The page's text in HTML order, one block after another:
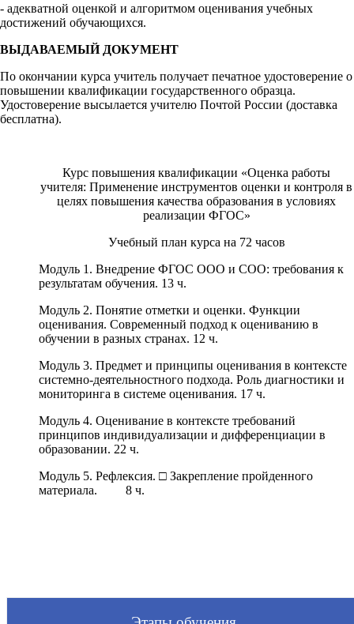
- адекватной оценкой и алгоритмом оценивания учебных
достижений обучающихся.
ВЫДАВАЕМЫЙ ДОКУМЕНТ
По окончании курса учитель получает печатное удостоверение о
повышении квалификации государственного образца.
Удостоверение высылается учителю Почтой России (доставка
бесплатна).
Курс повышения квалификации «Оценка работы
учителя: Применение инструментов оценки и контроля в
целях повышения качества образования в условиях
реализации ФГОС»
Учебный план курса на 72 часов
Модуль 1. Внедрение ФГОС ООО и СОО: требования к
результатам обучения. 13 ч.
Модуль 2. Понятие отметки и оценки. Функции
оценивания. Современный подход к оцениванию в
обучении в разных странах. 12 ч.
Модуль 3. Предмет и принципы оценивания в контексте
системно-деятельностного подхода. Роль диагностики и
мониторинга в системе оценивания. 17 ч.
Модуль 4. Оценивание в контексте требований
принципов индивидуализации и дифференциации в
образовании. 22 ч.
Модуль 5. Рефлексия. □ Закрепление пройденного
материала. 8 ч.